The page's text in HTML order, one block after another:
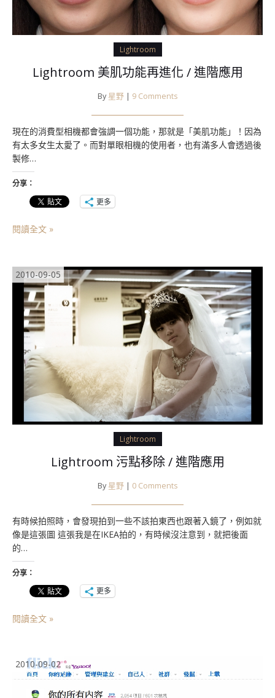
Lightroom
Lightroom 美肌功能再進化 / 進階應用
By 星野 | 9 Comments
現在的消費型相機都會強調一個功能，那就是「美肌功能」！因為
有太多女生太愛了。而對單眼相機的使用者，也有滿多人會透過後
製修…
分享：
更多
閱讀全文 »
2010-09-05
Lightroom
Lightroom 污點移除 / 進階應用
By 星野 | 0 Comments
有時候拍照時，會發現拍到一些不該拍東西也跟著入鏡了，例如就
像是這張圖 這張我是在IKEA拍的，有時候沒注意到，就把後面
的…
分享：
更多
閱讀全文 »
2010-09-02